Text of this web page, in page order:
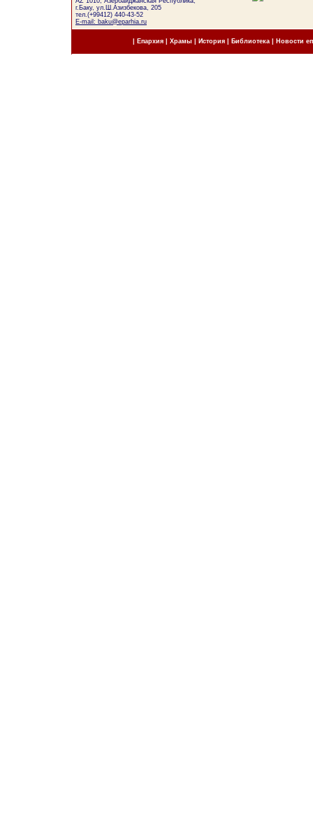
г.Баку, ул.Ш.Азизбекова, 205
тел.(+99412) 440-43-52
E-mail: baku@eparhia.ru
Епархия| Храмы История| Библиотека Новости